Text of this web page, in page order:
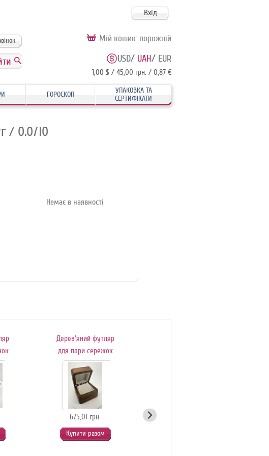
Вхід
Мій кошик: порожній
USD/ UAH/ EUR
1,00 $ / 45,00 грн. / 0,87 €
ГОРОСКОП
УПАКОВКА ТА
СЕРТИФІКАТИ
/ 0.0710
Немає в наявності
Дерев'яний футляр
для пари сережок
675,01 грн.
Купити разом